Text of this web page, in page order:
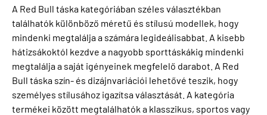
A Red Bull táska kategóriában széles választékban
találhatók különböző méretű és stílusú modellek, hogy
mindenki megtalálja a számára legideálisabbat. A kisebb
hátizsákoktól kezdve a nagyobb sporttáskákig mindenki
megtalálja a saját igényeinek megfelelő darabot. A Red
Bull táska szín- és dizájnvariációi lehetővé teszik, hogy
személyes stílusához igazítsa választását. A kategória
termékei között megtalálhatók a klasszikus, sportos vagy